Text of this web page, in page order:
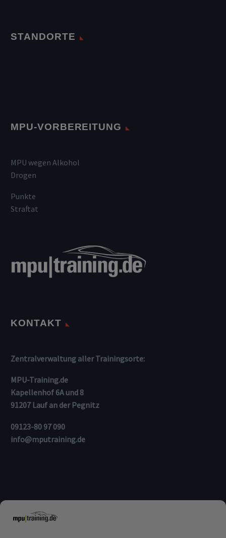
STANDORTE
MPU-VORBEREITUNG
MPU wegen Alkohol
Drogen
Punkte
Straftat
KONTAKT
Zentralverwaltung aller Trainingsorte:
MPU-Training.de
Kapellenhof 6A und 8
91207 Lauf an der Pegnitz
09123-80 97 090
info@mputraining.de